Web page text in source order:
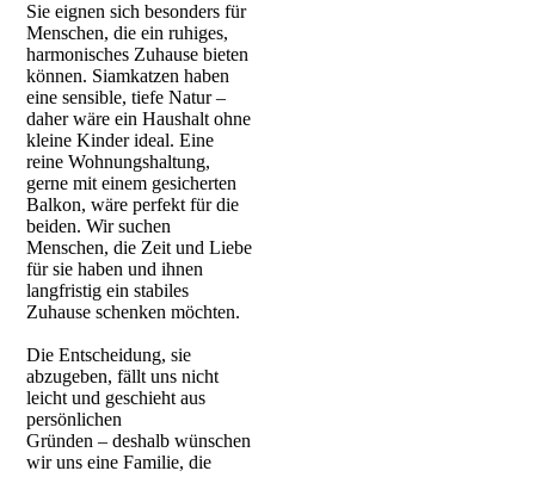
Sie eignen sich besonders für
Menschen, die ein ruhiges,
harmonisches Zuhause bieten
können. Siamkatzen haben
eine sensible, tiefe Natur –
daher wäre ein Haushalt ohne
kleine Kinder ideal. Eine
reine Wohnungshaltung,
gerne mit einem gesicherten
Balkon, wäre perfekt für die
beiden. Wir suchen
Menschen, die Zeit und Liebe
für sie haben und ihnen
langfristig ein stabiles
Zuhause schenken möchten.
Die Entscheidung, sie
abzugeben, fällt uns nicht
leicht und geschieht aus
persönlichen
Gründen – deshalb wünschen
wir uns eine Familie, die